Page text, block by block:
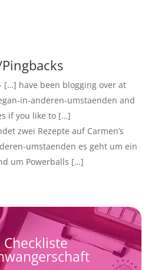
[…] have been blogging over at
in-anderen-umstaenden and
if you like to […]
zwei Rezepte auf Carmen’s
umstaenden es geht um ein
um Powerballs […]
Checkliste